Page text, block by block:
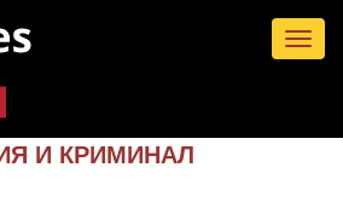
И КРИМИНАЛ